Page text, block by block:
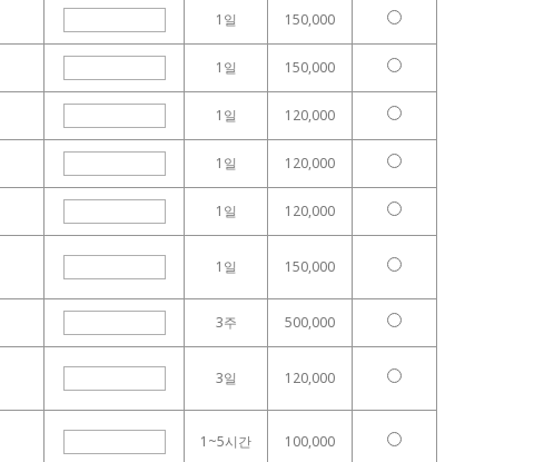
1일 150,000
1일 150,000
1일 120,000
1일 120,000
1일 120,000
1일 150,000
3주 500,000
3일 120,000
1~5시간 100,000